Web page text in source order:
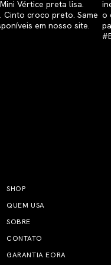
SHOP
QUEM USA
SOBRE
CONTATO
GARANTIA EORA